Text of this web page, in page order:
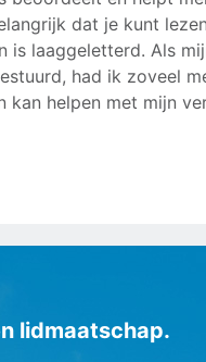
dat je kunt
is laaggeletterd. Als
had ik zoveel
kan helpen met mijn
lidmaatschap.